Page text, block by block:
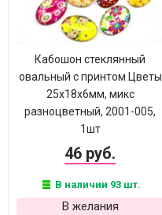
Кабошон стеклянный
овальный с принтом Цветы
25х18х6мм, микс
разноцветный, 2001-005,
1шт
46 руб.
В наличии 93 шт.
В желания